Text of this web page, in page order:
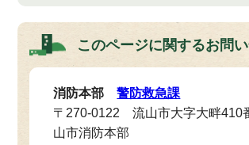
このページに関するお問
消防本部警防救急課
〒270-0122 流山市大字大畔
山市消防本部